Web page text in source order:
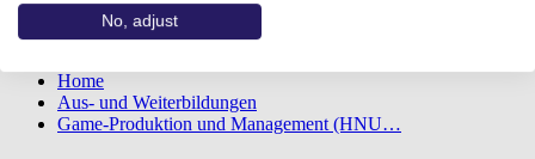
Home
Aus- und Weiterbildungen
Game-Produktion und Management (HNU…
No, adjust